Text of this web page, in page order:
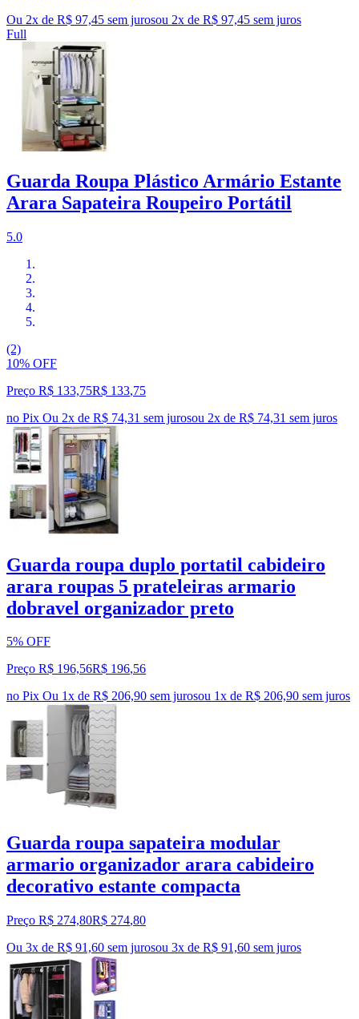
Ou 2x de R$ 97,45 sem jurosou 2x de R$ 97,45 sem juros
Full
Guarda Roupa Plástico Armário Estante
Arara Sapateira Roupeiro Portátil
5.0
(2)
10% OFF
Preço R$ 133,75R$ 133,75
no Pix Ou 2x de R$ 74,31 sem jurosou 2x de R$ 74,31 sem juros
Guarda roupa duplo portatil cabideiro
arara roupas 5 prateleiras armario
dobravel organizador preto
5% OFF
Preço R$ 196,56R$ 196,56
no Pix Ou 1x de R$ 206,90 sem jurosou 1x de R$ 206,90 sem juros
Guarda roupa sapateira modular
armario organizador arara cabideiro
decorativo estante compacta
Preço R$ 274,80R$ 274,80
Ou 3x de R$ 91,60 sem jurosou 3x de R$ 91,60 sem juros